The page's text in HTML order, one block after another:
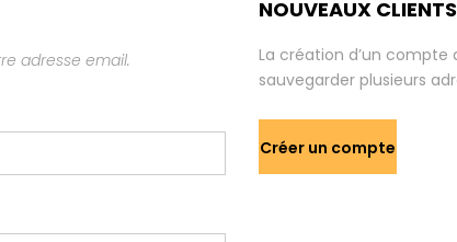
adresse email.
NOUVEAUX CLIENTS
La création d’un
sauvegarder plusieurs
Créer un compte